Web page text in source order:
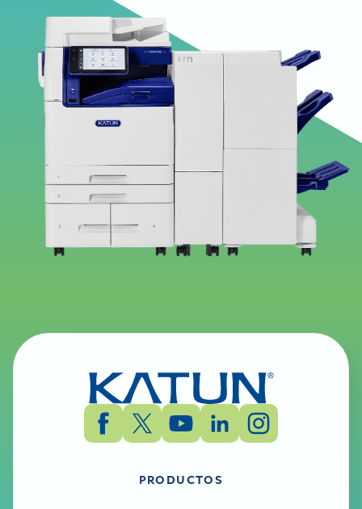
PRODUCTOS